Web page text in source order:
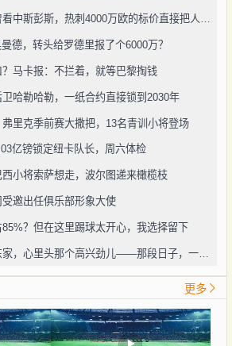
斯基拉爆料：罗马曾看中斯彭斯，热刺4000万欧的标价直接把人劝退了
德，转头给罗德里报了个6000万？
马卡报：不拦着，就等巴黎掏钱
哈勒哈勒，一纸合约直接锁到2030年
里克季前赛大撒把，13名青训小将登场
亿镑锁定纽卡队长，周六体检
小将索萨想走，波尔图递来橄榄枝
邀出任俱乐部形象大使
？但在这里踢球太开心，我选择留下
香川真司：再遇老东家，心里头那个高兴劲儿——那段日子，一辈子忘不了
更多